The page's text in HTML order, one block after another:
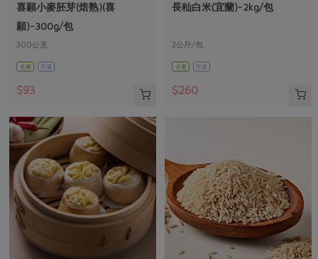
最新產品
素食專區
樂齡友善
節慶大餐
高麗菜海鮮煎餅
媒體報導
下載專區
地區活動
活動報下載
喜願小麥胚芽(焙熟)(喜
願)-300g/包
300公克
全素 常溫
$93
長秈白米(宜蘭)-2kg/包
2公斤/包
全素 常溫
$260